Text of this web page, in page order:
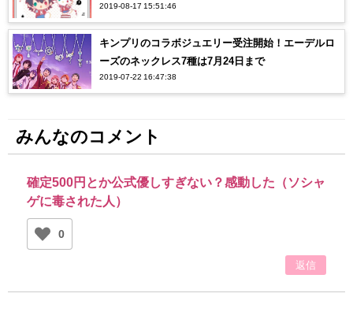
2019-08-17 15:51:46
キンプリのコラボジュエリー受注開始！エーデルロ
ーズのネックレス7種は7月24日まで
2019-07-22 16:47:38
みんなのコメント
確定500円とか公式優しすぎない？感動した（ソシャ
ゲに毒された人）
0
返信